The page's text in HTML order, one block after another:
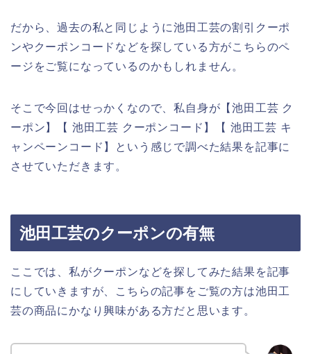
だから、過去の私と同じように池田工芸の割引クーポ
ンやクーポンコードなどを探している方がこちらのペ
ージをご覧になっているのかもしれません。
そこで今回はせっかくなので、私自身が【池田工芸 ク
ーポン】【 池田工芸 クーポンコード】【 池田工芸 キ
ャンペーンコード】という感じで調べた結果を記事に
させていただきます。
池田工芸のクーポンの有無
ここでは、私がクーポンなどを探してみた結果を記事
にしていきますが、こちらの記事をご覧の方は池田工
芸の商品にかなり興味がある方だと思います。